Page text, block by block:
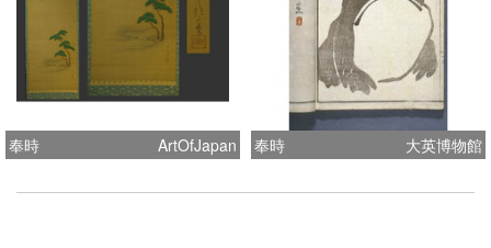
奉時 ArtOfJapan 奉時 大英博物館